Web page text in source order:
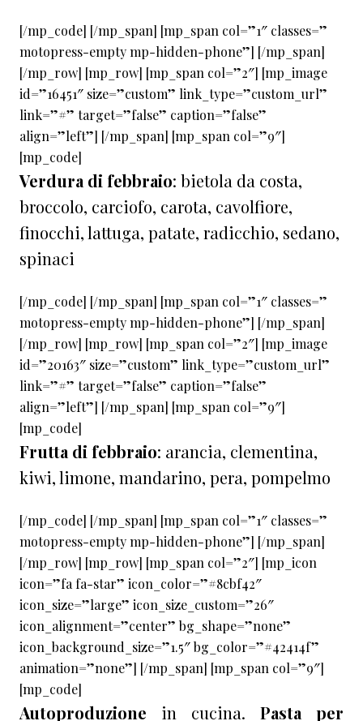
[/mp_code] [/mp_span] [mp_span col=”1″ classes=”
motopress-empty mp-hidden-phone”] [/mp_span]
[/mp_row] [mp_row] [mp_span col=”2″] [mp_image
id=”16451″ size=”custom” link_type=”custom_url”
link=”#” target=”false” caption=”false”
align=”left”] [/mp_span] [mp_span col=”9″]
[mp_code]
Verdura di febbraio: bietola da costa,
broccolo, carciofo, carota, cavolfiore,
finocchi, lattuga, patate, radicchio, sedano,
spinaci
[/mp_code] [/mp_span] [mp_span col=”1″ classes=”
motopress-empty mp-hidden-phone”] [/mp_span]
[/mp_row] [mp_row] [mp_span col=”2″] [mp_image
id=”20163″ size=”custom” link_type=”custom_url”
link=”#” target=”false” caption=”false”
align=”left”] [/mp_span] [mp_span col=”9″]
[mp_code]
Frutta di febbraio: arancia, clementina,
kiwi, limone, mandarino, pera, pompelmo
[/mp_code] [/mp_span] [mp_span col=”1″ classes=”
motopress-empty mp-hidden-phone”] [/mp_span]
[/mp_row] [mp_row] [mp_span col=”2″] [mp_icon
icon=”fa fa-star” icon_color=”#8cbf42″
icon_size=”large” icon_size_custom=”26″
icon_alignment=”center” bg_shape=”none”
icon_background_size=”1.5″ bg_color=”#42414f”
animation=”none”] [/mp_span] [mp_span col=”9″]
[mp_code]
Autoproduzione in cucina. Pasta per